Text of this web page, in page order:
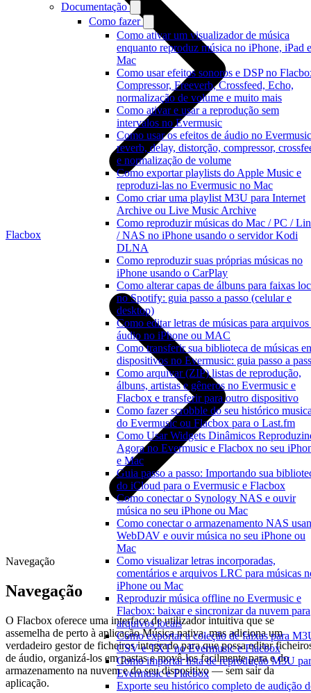
Documentação
Como fazer
Como ativar um visualizador de música
enquanto reproduz música no iPhone, iPad e
Mac
Como usar efeitos sonoros e DSP no
Compressor, Freeverb, Crossfeed, Echo,
normalização de volume e muito mais
Como ativar e usar a reprodução sem
intervalos no Evermusic
Como usar os efeitos de áudio no
reverb, delay, distorção, compressor,
e normalização de volume
Como exportar playlists do Apple Music e
reproduzi-las no Evermusic no Mac
Como criar uma playlist M3U para Internet
Archive ou Live Music Archive
Como reproduzir músicas do Mac / PC /
/ NAS no iPhone usando o servidor Kodi
DLNA
Como reproduzir suas próprias músicas no
iPhone usando o CarPlay
Como alterar capas de álbuns para faixas
no Spotify: guia passo a passo (celular e
desktop)
Como editar letras de músicas para arquivos
áudio no iPhone ou MAC
Como transferir sua biblioteca de músicas
dispositivos no Evermusic: guia passo a
Como arquivar (ZIP) listas de reprodução,
álbuns, artistas e gêneros no Evermusic e
Flacbox e transferir para outro dispositivo
Como fazer scrobble do seu histórico
do Evermusic ou Flacbox para o Last.fm
Como Usar Widgets Dinâmicos
Agora no Evermusic e Flacbox no seu
e Mac
Guia passo a passo: Importando sua
do iCloud para o Evermusic e Flacbox
Como conectar o Synology NAS e ouvir
música no seu iPhone ou Mac
Como conectar o armazenamento NAS
WebDAV e ouvir música no seu iPhone ou
Mac
Como visualizar letras incorporadas,
comentários e arquivos LRC para músicas
iPhone ou Mac
Reproduzir música offline no Evermusic e
Flacbox: baixar e sincronizar da nuvem para
arquivos locais
Como exportar a coleção de faixas para
CSV e TXT no Evermusic e Flacbox
Como importar lista de reprodução M3U
Evermusic e Flacbox
Exporte seu histórico completo de audição
Flacbox
Navegação
Navegação
O Flacbox oferece uma interface de utilizador intuitiva que se
assemelha de perto à aplicação Música nativa, mas adiciona um
verdadeiro gestor de ficheiros integrado para que possa editar
de áudio, organizá-los em pastas e movê-los facilmente para e do
armazenamento na nuvem e do seu dispositivo — sem sair da
aplicação.